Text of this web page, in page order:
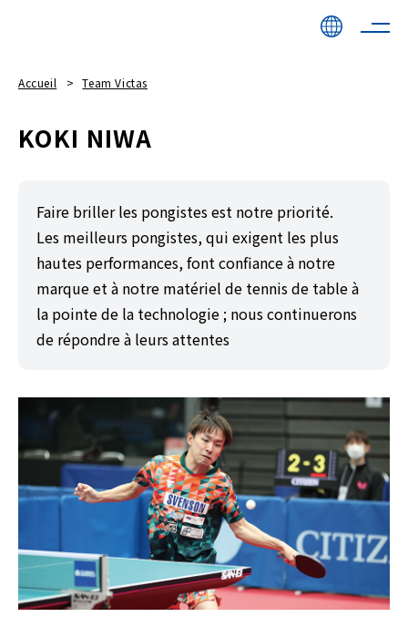
Accueil Team Victas
KOKI NIWA
Faire briller les pongistes est notre priorité.
Les meilleurs pongistes, qui exigent les plus
hautes performances, font confiance à notre
marque et à notre matériel de tennis de table à
la pointe de la technologie ; nous continuerons
de répondre à leurs attentes